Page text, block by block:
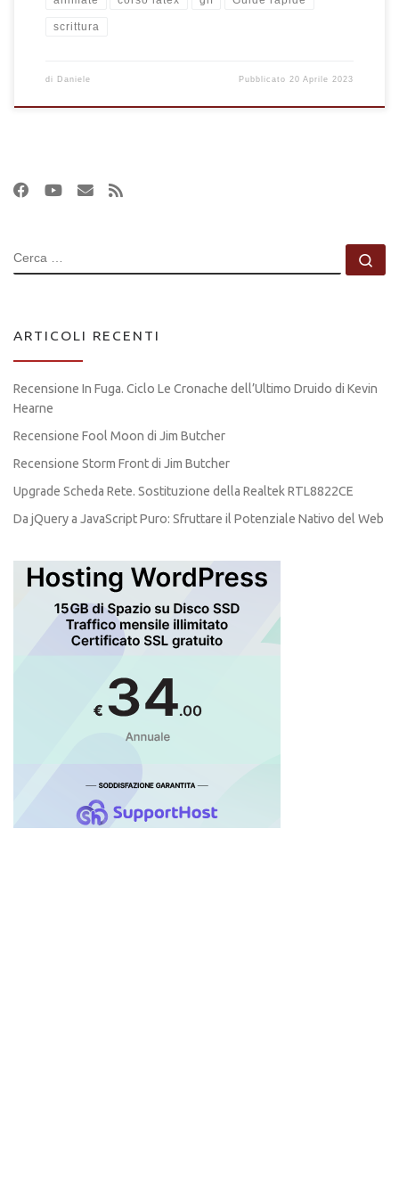
scrittura
di Daniele Pubblicato 20 Aprile 2023
CERCA
ARTICOLI RECENTI
Recensione In Fuga. Ciclo Le Cronache dell’Ultimo Druido di Kevin
Hearne
Recensione Fool Moon di Jim Butcher
Recensione Storm Front di Jim Butcher
Upgrade Scheda Rete. Sostituzione della Realtek RTL8822CE
Da jQuery a JavaScript Puro: Sfruttare il Potenziale Nativo del Web